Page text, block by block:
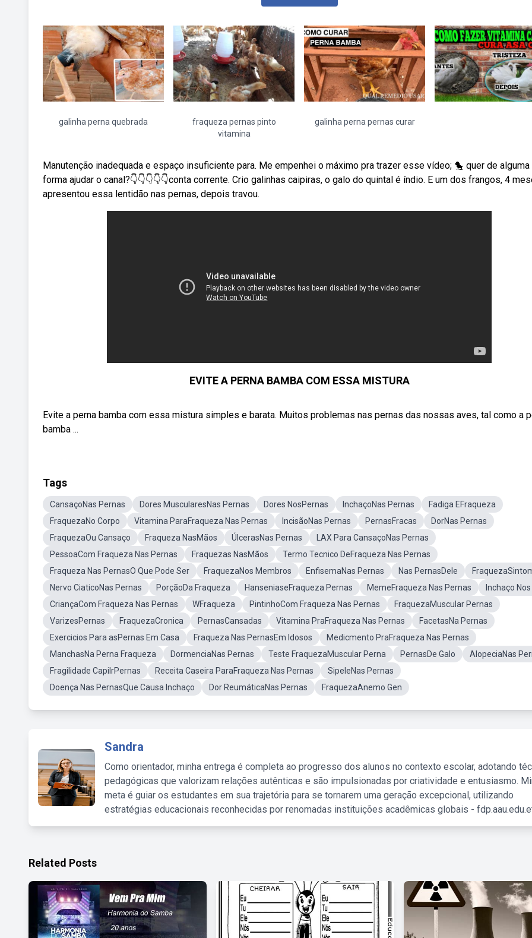
galinha perna quebrada
fraqueza pernas pinto
vitamina
galinha perna pernas curar
Manutenção inadequada e espaço insuficiente para. Me empenhei o máximo pra trazer esse vídeo; 🐤 quer de alguma
forma ajudar o canal?👇👇👇👇👇conta corrente. Crio galinhas caipiras, o galo do quintal é índio. E um dos frangos, 4
apresentou essa lentidão nas pernas, depois travou.
EVITE A PERNA BAMBA COM ESSA MISTURA
Evite a perna bamba com essa mistura simples e barata. Muitos problemas nas pernas das nossas aves, tal como a
bamba ...
Tags
CansaçoNas Pernas Dores MuscularesNas Pernas Dores NosPernas InchaçoNas Pernas
Fadiga EFraqueza
FraquezaNo Corpo
Vitamina ParaFraqueza Nas Pernas IncisãoNas Pernas PernasFracas
DorNas Pernas
FraquezaOu Cansaço
Fraqueza NasMãos ÚlcerasNas Pernas
LAX Para CansaçoNas Pernas
PessoaCom Fraqueza Nas Pernas
Fraquezas NasMãos
Termo Tecnico DeFraqueza Nas Pernas
Fraqueza Nas PernasO Que Pode Ser
FraquezaNos Membros EnfisemaNas Pernas Nas PernasDele
Nervo CiaticoNas Pernas
PorçãoDa Fraqueza HanseniaseFraqueza Pernas MemeFraqueza Nas Pernas
Inchaço
CriançaCom Fraqueza Nas Pernas
WFraqueza PintinhoCom Fraqueza Nas Pernas
FraquezaMuscular Pernas
VarizesPernas
FraquezaCronica PernasCansadas Vitamina PraFraqueza Nas Pernas
FacetasNa Pernas
Exercicios Para asPernas Em Casa
Fraqueza Nas PernasEm Idosos
Medicmento PraFraqueza Nas Pernas
ManchasNa Perna Fraqueza
DormenciaNas Pernas Teste FraquezaMuscular Perna PernasDe Galo
AlopeciaNas
Fragilidade CapilrPernas
Receita Caseira ParaFraqueza Nas Pernas
SipeleNas Pernas
Doença Nas PernasQue Causa Inchaço
Dor ReumáticaNas Pernas FraquezaAnemo Gen
Sandra
Como orientador, minha entrega é completa ao progresso dos alunos no contexto escolar, adotando
pedagógicas que valorizam relações autênticas e são impulsionadas por criatividade e entusiasmo.
meta é guiar os estudantes em sua trajetória para se tornarem uma geração excepcional, utilizando
estratégias educacionais reconhecidas por renomadas instituições acadêmicas globais -
Related Posts